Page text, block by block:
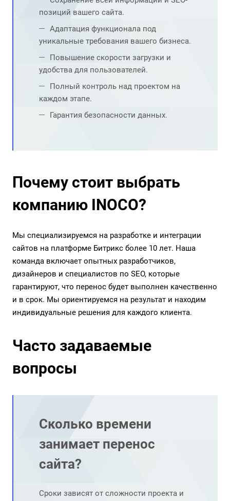
позиций вашего сайта.
Адаптация функционала под
уникальные требования вашего бизнеса.
Повышение скорости загрузки и
удобства для пользователей.
Полный контроль над проектом на
каждом этапе.
Гарантия безопасности данных.
Почему стоит выбрать
компанию INOCO?
Мы специализируемся на разработке и интеграции
сайтов на платформе Битрикс более 10 лет. Наша
команда включает опытных разработчиков,
дизайнеров и специалистов по SEO, которые
гарантируют, что перенос будет выполнен качественно
и в срок. Мы ориентируемся на результат и находим
индивидуальные решения для каждого клиента.
Часто задаваемые
вопросы
Сколько времени
занимает перенос
сайта?
Сроки зависят от сложности проекта и